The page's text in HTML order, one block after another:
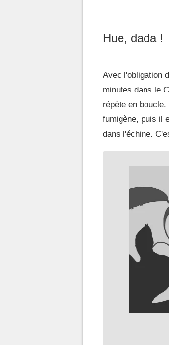
Hue, dada !
Avec l'obligation
minutes dans le
répète en
fumigène, puis il
dans l'échine.